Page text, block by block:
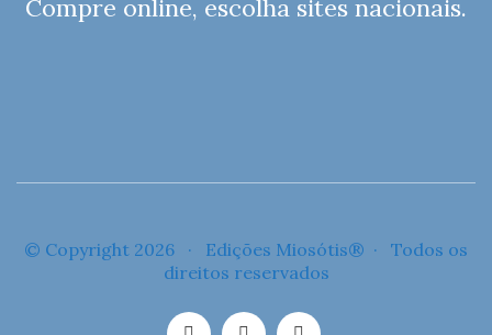
Compre online, escolha sites nacionais.
© Copyright 2026 · Edições Miosótis® · Todos os
direitos reservados